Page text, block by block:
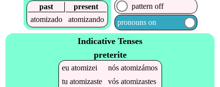
past
present
atomizado
atomizando
pattern off
pronouns on
Indicative Tenses
preterite
euatomizei nósatomizámos
tuatomizaste vósatomizastes